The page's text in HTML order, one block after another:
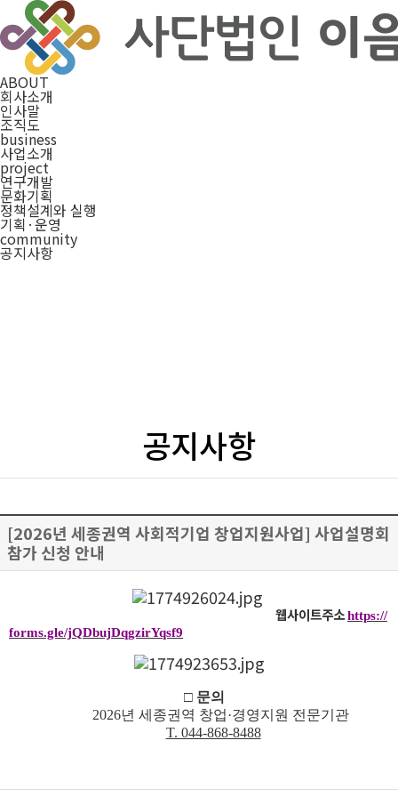
ABOUT
회사소개
인사말
조직도
business
사업소개
project
연구개발
문화기획
정책설계와 실행
기획·운영
community
공지사항
공지사항
[2026년 세종권역 사회적기업 창업지원사업] 사업설명회
참가 신청 안내
웹사이트주소https://
forms.gle/jQDbujDqgzirYqsf9
□ 문의
2026년 세종권역 창업·경영지원 전문기관
T. 044-868-8488